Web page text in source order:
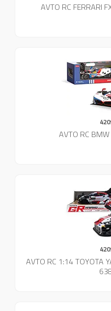
AVTO RC FERRARI
AVTO RC
AVTO RC 1:14 TOYOTA